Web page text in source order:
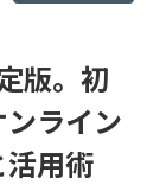
版。初
ライン
用術